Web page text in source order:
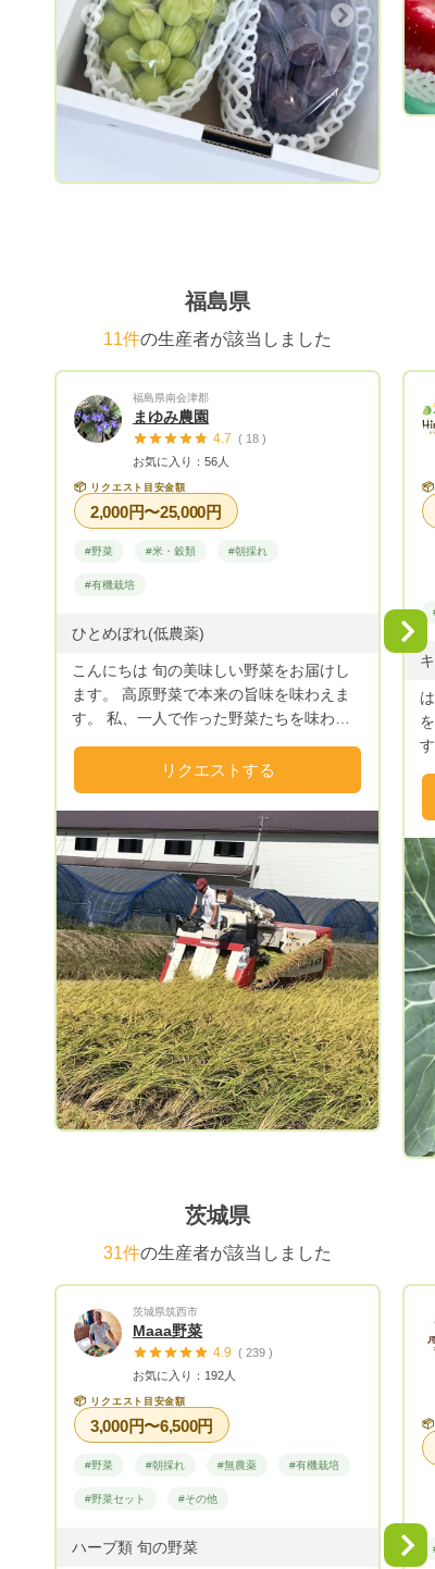
ろです。私たちはこの自然の中で（時には
雨の中、時には雪の中）気持ちよく農作業
をしています。 おとらふは、寒河江市
No,1の観光果樹園でさくらんぼ狩り部門1
位を目指します。観光施設では農業体験や
食育絵本の読み聞かせも行っています。こ
こに来てくれたお客さまが少しでも笑って
くれたらいいなをカタチにするべく、心地
Next
福島県
11件の生産者が該当しました
福島県南会津郡
まゆみ農園
4.7 ( 18 )
お気に入り：56人
📦 リクエスト目安金額
2,000円〜25,000円
#野菜 #米・穀類 #朝採れ
#有機栽培
ひとめぼれ(低農薬)
こんにちは 旬の美味しい野菜をお届けし
ます。 高原野菜で本来の旨味を味わえま
す。 私、一人で作った野菜たちを味わっ
ってます。 良かったらうちの野菜食べて
みませんか？
リクエストする
📦
Previous
茨城県
31件の生産者が該当しました
茨城県筑西市
Maaa野菜
4.9 ( 239 )
お気に入り：192人
📦 リクエスト目安金額
3,000円〜6,500円
#野菜 #朝採れ #無農薬 #有機栽培
#野菜セット #その他
ハーブ類 旬の野菜
📦